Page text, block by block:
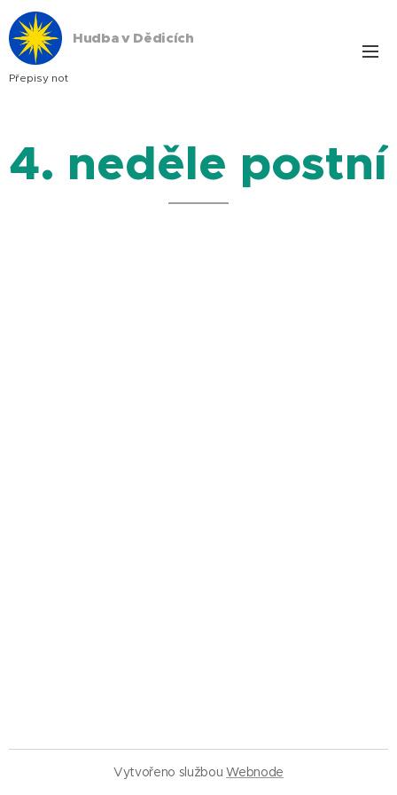
Hudba v Dědicích
Přepisy not
4. neděle postní
Vytvořeno službouWebnode